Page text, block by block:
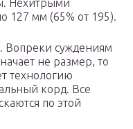
Нехитрыми
127 мм (65% от 195).
Вопреки суждениям
не размер, то
технологию
корд. Все
по этой